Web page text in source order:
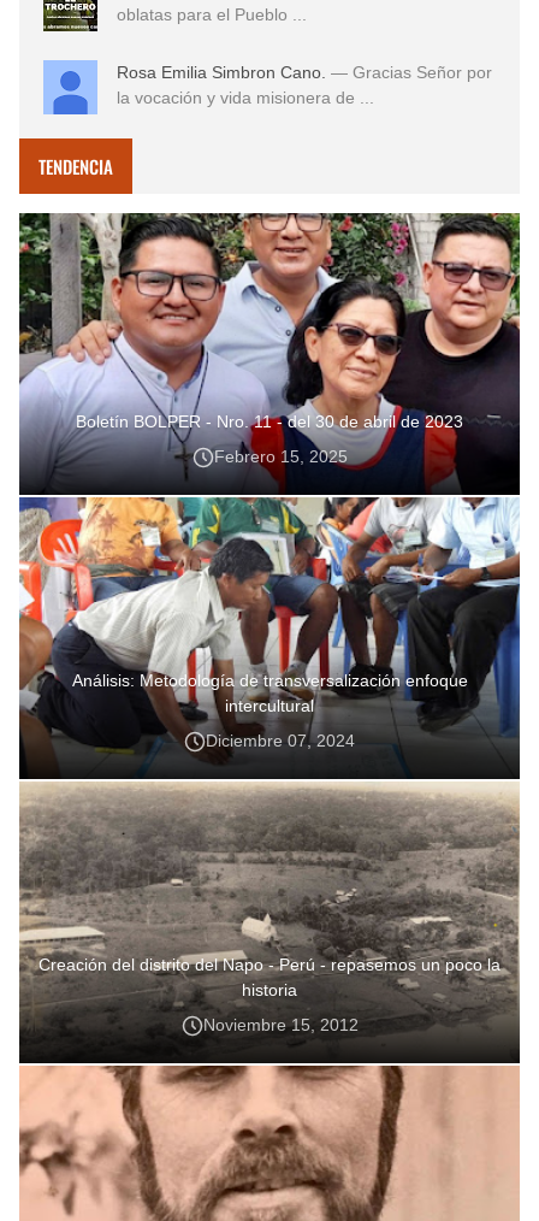
oblatas para el Pueblo ...
Rosa Emilia Simbron Cano. — Gracias Señor por
la vocación y vida misionera de ...
TENDENCIA
Boletín BOLPER - Nro. 11 - del 30 de abril de 2023
Febrero 15, 2025
Análisis: Metodología de transversalización enfoque
intercultural
Diciembre 07, 2024
Creación del distrito del Napo - Perú - repasemos un poco la
historia
Noviembre 15, 2012